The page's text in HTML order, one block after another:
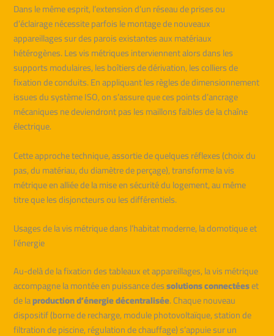
Dans le même esprit, l’extension d’un réseau de prises ou
d’éclairage nécessite parfois le montage de nouveaux
appareillages sur des parois existantes aux matériaux
hétérogènes. Les vis métriques interviennent alors dans les
supports modulaires, les boîtiers de dérivation, les colliers de
fixation de conduits. En appliquant les règles de dimensionnement
issues du système ISO, on s’assure que ces points d’ancrage
mécaniques ne deviendront pas les maillons faibles de la chaîne
électrique.
Cette approche technique, assortie de quelques réflexes (choix du
pas, du matériau, du diamètre de perçage), transforme la vis
métrique en alliée de la mise en sécurité du logement, au même
titre que les disjoncteurs ou les différentiels.
Usages de la vis métrique dans l’habitat moderne, la domotique et
l’énergie
Au-delà de la fixation des tableaux et appareillages, la vis métrique
accompagne la montée en puissance dessolutions connectéeset
de laproduction d’énergie décentralisée. Chaque nouveau
dispositif (borne de recharge, module photovoltaïque, station de
filtration de piscine, régulation de chauffage) s’appuie sur un